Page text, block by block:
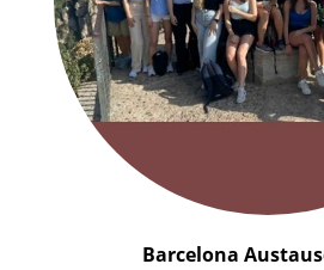
Barcelona